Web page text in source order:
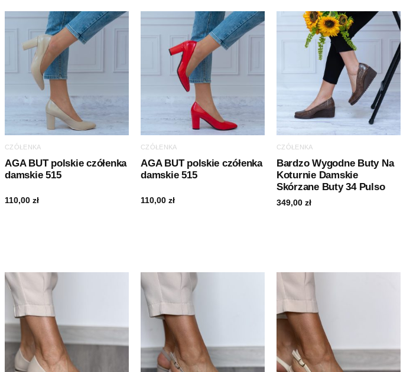
CZÓŁENKA
AGA BUT polskie czółenka
damskie 515
110,00zł
CZÓŁENKA
AGA BUT polskie czółenka
damskie 515
110,00zł
CZÓŁENKA
Bardzo Wygodne Buty Na
Koturnie Damskie
Skórzane Buty 34 Pulso
349,00 zł